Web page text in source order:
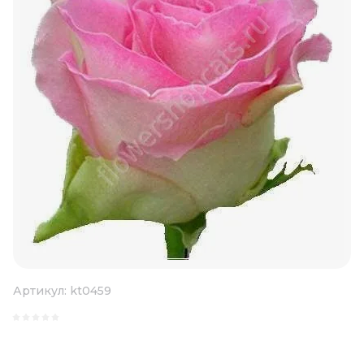
Артикул: kt0459